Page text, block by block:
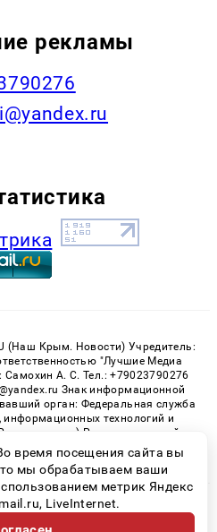
рекламы
(Наш Крым. Новости) Учредитель:
"Лучшие Медиа
Самохин А. С. Тел.: +79023790276
Знак информационной
орган: Федеральная служба
информационных технологий и
Регистрационный
- 81150 от 02.06.2021
| Все права защищены
сайта 16+
время посещения сайта вы
мы обрабатываем ваши
метрик Яндекс
LiveInternet.